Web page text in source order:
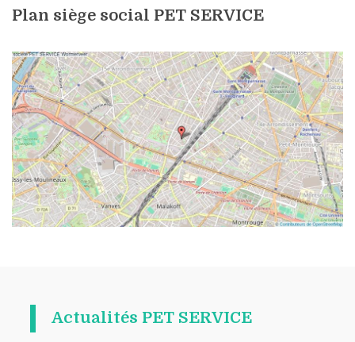
Plan siège social PET SERVICE
Actualités PET SERVICE